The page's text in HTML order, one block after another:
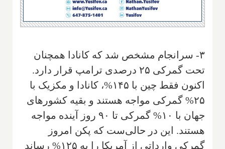
۳- سرانجام مشخص شد که کانادا همچنان
تحت گمرکی ۲۵ درصدی ترامپ قرار دارد.
اکنون فقط چین با ۱۴۵%، کانادا و مکزیک با
۲۵% گمرکی مواجه هستند و بقیه کشورهای
جهان با ۱۰% گمرکی تا ۹۰ روز آینده مواجه
هستند. این در حالی‌ست که پکن امروز
گمرکی وارداتی از آمریکا را به ۱۲۵% رساند